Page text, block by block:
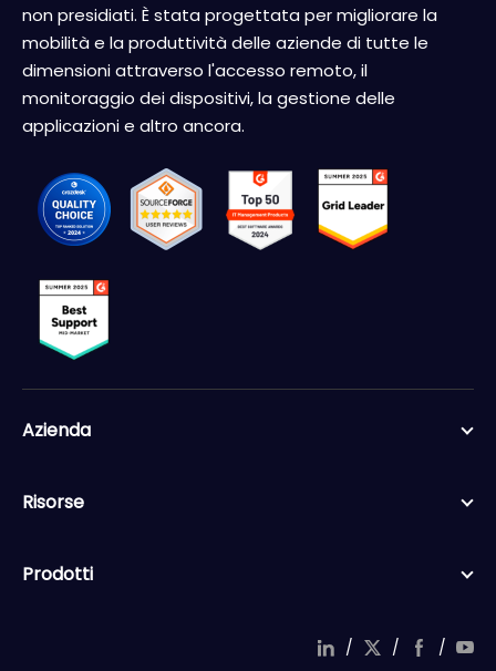
non presidiati. È stata progettata per migliorare la
mobilità e la produttività delle aziende di tutte le
dimensioni attraverso l'accesso remoto, il
monitoraggio dei dispositivi, la gestione delle
applicazioni e altro ancora.
Azienda
Risorse
Prodotti
/ / /